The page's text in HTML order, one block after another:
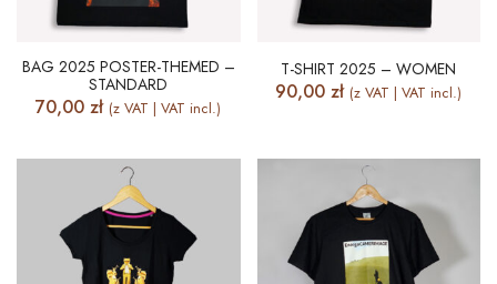
BAG 2025 POSTER-THEMED –
STANDARD
70,00zł (z VAT | VAT incl.)
T-SHIRT 2025 – WOMEN
90,00zł (z VAT | VAT incl.)